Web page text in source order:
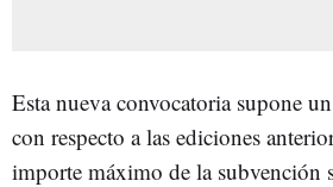
Esta nueva convocatoria supone
con respecto a las ediciones
importe máximo de la subvención